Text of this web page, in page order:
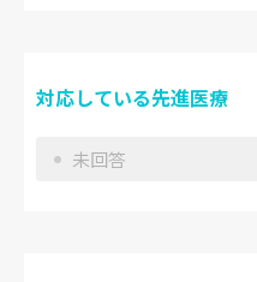
対応している先進医療
未回答